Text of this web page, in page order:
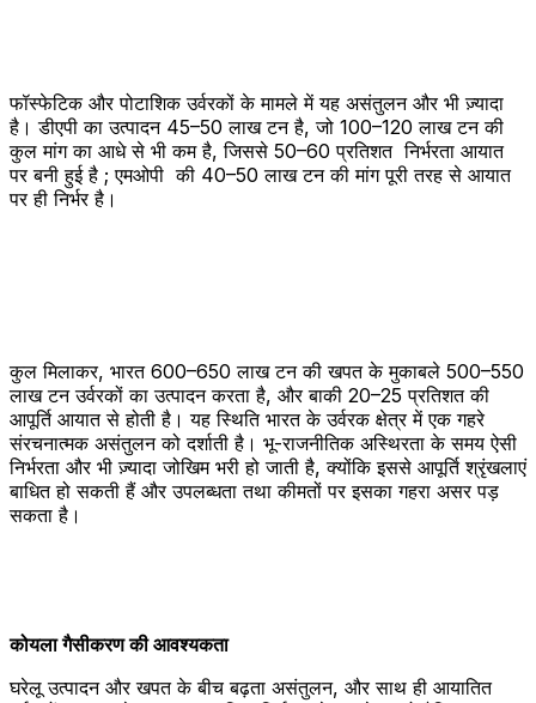
फॉस्फेटिक और पोटाशिक उर्वरकों के मामले में यह असंतुलन और भी ज़्यादा
है। डीएपी का उत्पादन 45–50 लाख टन है, जो 100–120 लाख टन की
कुल मांग का आधे से भी कम है, जिससे 50–60 प्रतिशत निर्भरता आयात
पर बनी हुई है ; एमओपी की 40–50 लाख टन की मांग पूरी तरह से आयात
पर ही निर्भर है।
कुल मिलाकर, भारत 600–650 लाख टन की खपत के मुकाबले 500–550
लाख टन उर्वरकों का उत्पादन करता है, और बाकी 20–25 प्रतिशत की
आपूर्ति आयात से होती है। यह स्थिति भारत के उर्वरक क्षेत्र में एक गहरे
संरचनात्मक असंतुलन को दर्शाती है। भू-राजनीतिक अस्थिरता के समय ऐसी
निर्भरता और भी ज़्यादा जोखिम भरी हो जाती है, क्योंकि इससे आपूर्ति श्रृंखलाएं
बाधित हो सकती हैं और उपलब्धता तथा कीमतों पर इसका गहरा असर पड़
सकता है।
कोयला गैसीकरण की आवश्यकता
घरेलू उत्पादन और खपत के बीच बढ़ता असंतुलन, और साथ ही आयातित